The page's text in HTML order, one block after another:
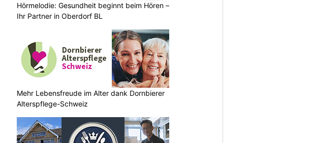
Hörmelodie: Gesundheit beginnt beim Hören –
Ihr Partner in Oberdorf BL
Mehr Lebensfreude im Alter dank Dornbierer
Alterspflege-Schweiz